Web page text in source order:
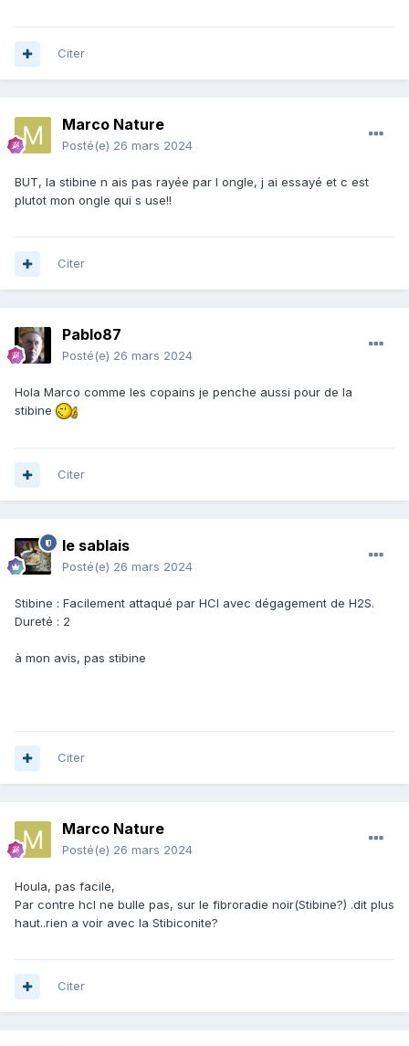
Citer
Marco Nature
Posté(e) 26 mars 2024
BUT, la stibine n ais pas rayée par l ongle, j ai essayé et c est
plutot mon ongle qui s use!!
Citer
Pablo87
Posté(e) 26 mars 2024
Hola Marco comme les copains je penche aussi pour de la
stibine
Citer
le sablais
Posté(e) 26 mars 2024
Stibine : Facilement attaqué par HCl avec dégagement de H2S.
Dureté : 2
à mon avis, pas stibine
Citer
Marco Nature
Posté(e) 26 mars 2024
Houla, pas facile,
Par contre hcl ne bulle pas, sur le fibroradie noir(Stibine?) .dit plus
haut..rien a voir avec la Stibiconite?
Citer